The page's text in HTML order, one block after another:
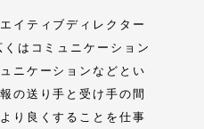
イティブディレクター
はコミュニケーション
ニケーションなどとい
の送り手と受け手の間
り良くすることを仕事